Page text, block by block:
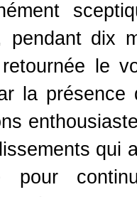
pendant
le
la présence
pour